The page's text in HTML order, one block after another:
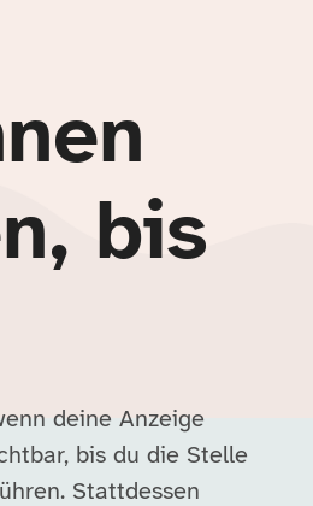
bis
deine Anzeige
bis du die Stelle
Stattdessen